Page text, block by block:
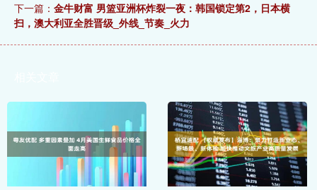
下一篇： 金牛财富 男篮亚洲杯炸裂一夜：韩国锁定第2，日本横
扫，澳大利亚全胜晋级_外线_节奏_火力